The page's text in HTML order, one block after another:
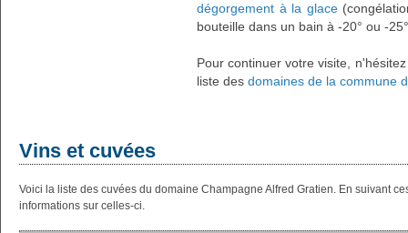
dégorgement à la glace
bouteille dans un bain à -20° ou -
Pour continuer votre visite,
liste des domaines de la commune
Vins et cuvées
Voici la liste des cuvées du domaine Champagne Alfred Gratien. En suivant
informations sur celles-ci.